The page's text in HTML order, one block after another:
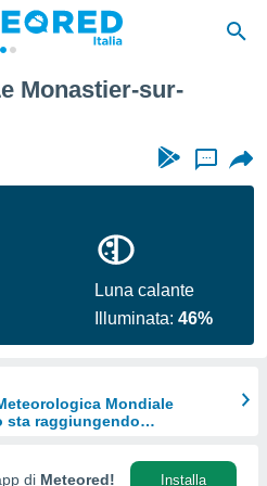
Monastier-sur-
...
Luna calante
Illuminata:46%
Mondiale
sta raggiungendo
di Meteored! Installa